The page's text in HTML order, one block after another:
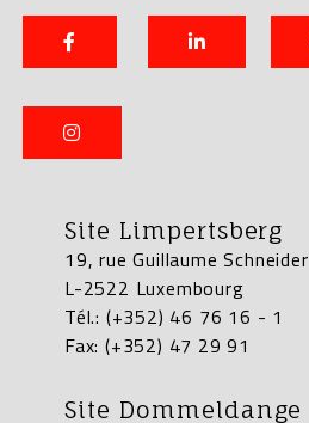
Site Limpertsberg
19, rue Guillaume Schneider
L-2522 Luxembourg
Tél.: (+352) 46 76 16 - 1
Fax: (+352) 47 29 91
Site Dommeldange